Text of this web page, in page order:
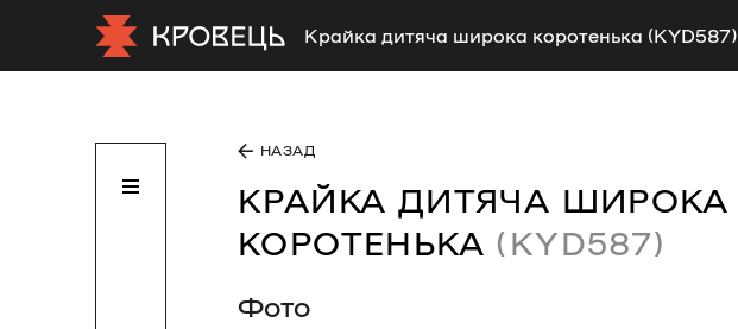
Крайка дитяча широка коротенька (KYD587)
НАЗАД
КРАЙКА ДИТЯЧА ШИРОКА
КОРОТЕНЬКА (KYD587)
Фото